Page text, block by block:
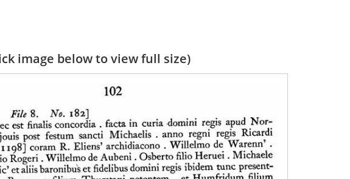
image below to view full size)